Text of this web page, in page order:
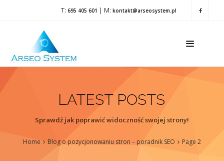
T: 695 405 601 | M: kontakt@arseosystem.pl
LATEST POSTS
Sprawdź jak poprawić widoczność swojej strony!
Home Blog o pozycjonowaniu stron – poradnik SEO Page 2